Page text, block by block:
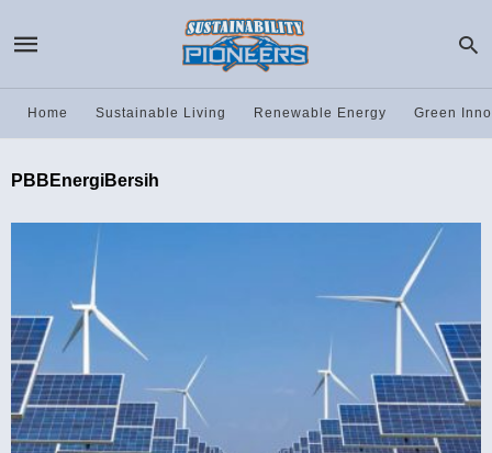
Home Sustainable Living Renewable Energy Green
PBBEnergiBersih